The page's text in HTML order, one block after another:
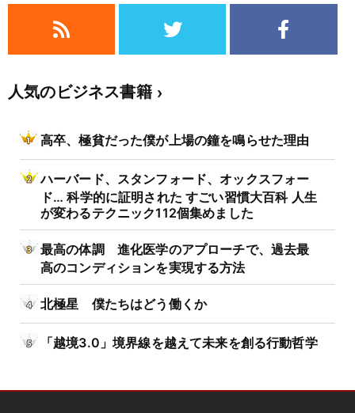
人気のビジネス書籍
高卒、極貧だった僕が上場の鐘を鳴らせた理由
ハーバード、スタンフォード、オックスフォー
ド… 科学的に証明された すごい習慣大百科 人生
が変わるテクニック112個集めました
最高の体調 進化医学のアプローチで、過去最
高のコンディションを実現する方法
北極星 僕たちはどう働くか
「越境3.0」境界線を越えて未来を創る行動哲学